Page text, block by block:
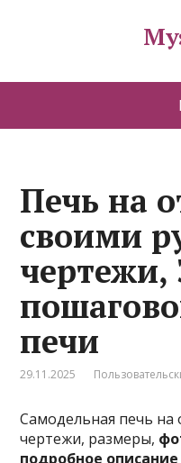
Печь на
своими
чертежи,
печи
29.11.2025
Самодельная печь на
чертежи, размеры,
подробное описание